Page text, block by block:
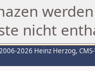
nicht
2026 Heinz Herzog,